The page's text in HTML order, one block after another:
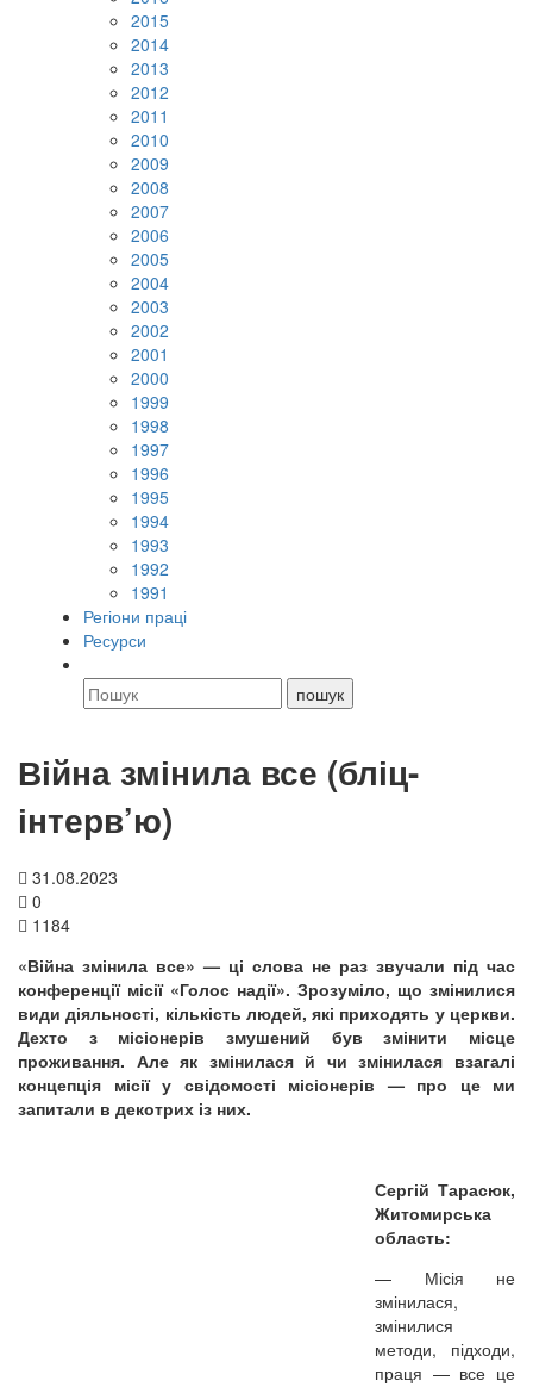
2015
2014
2013
2012
2011
2010
2009
2008
2007
2006
2005
2004
2003
2002
2001
2000
1999
1998
1997
1996
1995
1994
1993
1992
1991
Регіони праці
Ресурси
Війна змінила все (бліц-
інтерв’ю)
31.08.2023
0
1184
«Війна змінила все» — ці слова не раз звучали під час
конференції місії «Голос надії». Зрозуміло, що змінилися
види діяльності, кількість людей, які приходять у церкви.
Дехто з місіонерів змушений був змінити місце
проживання. Але як змінилася й чи змінилася взагалі
концепція місії у свідомості місіонерів — про це ми
запитали в декотрих із них.
Сергій Тарасюк,
Житомирська
область:
— Місія не
змінилася,
змінилися
методи, підходи,
праця — все це